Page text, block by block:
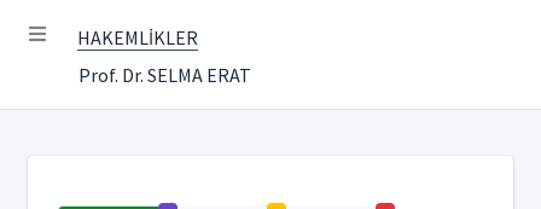
HAKEMLİKLER
Prof. Dr. SELMA ERAT